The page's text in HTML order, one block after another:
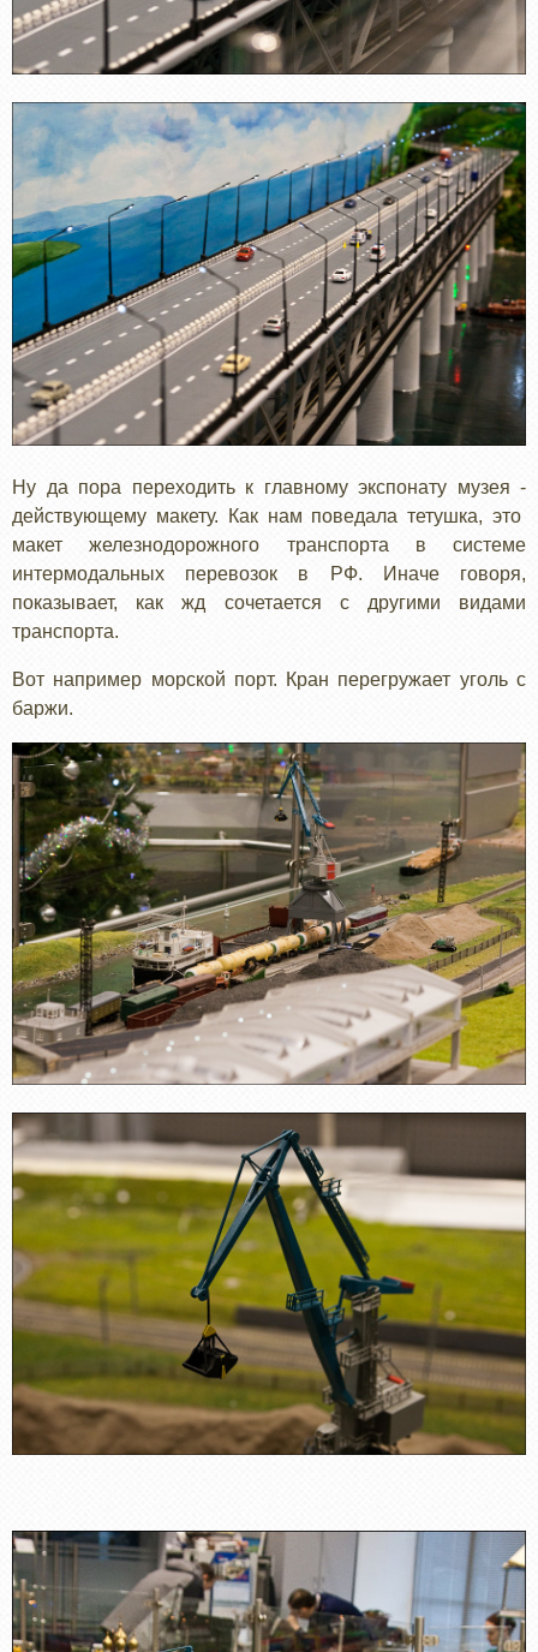
Ну да пора переходить к главному экспонату музея -
действующему макету. Как нам поведала тетушка, это
макет железнодорожного транспорта в системе
интермодальных перевозок в РФ. Иначе говоря,
показывает, как жд сочетается с другими видами
транспорта.
Вот например морской порт. Кран перегружает уголь с
баржи.